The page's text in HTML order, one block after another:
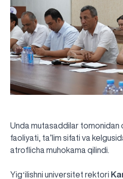
Unda mutasaddilar tomonidan
faoliyati, ta’lim sifati va
atroflicha muhokama qilindi.
Yigʻilishni universitet rektori